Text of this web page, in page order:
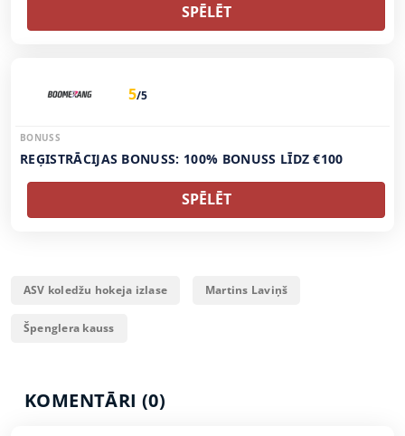
SPĒLĒT
5/5
BONUSS
REĢISTRĀCIJAS BONUSS: 100% BONUSS LĪDZ €100
SPĒLĒT
ASV koledžu hokeja izlase Martins Laviņš
Špenglera kauss
KOMENTĀRI (0)